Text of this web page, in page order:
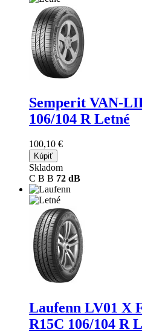
Semperit VAN-
106/104 R Letné
100,10 €
Kúpiť
Skladom
C B B 72 dB
Laufenn LV01 X
R15C 106/104 R